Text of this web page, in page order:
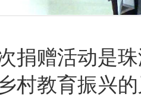
捐赠活动是
村教育振兴